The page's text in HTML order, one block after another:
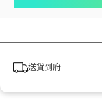
送貨到府